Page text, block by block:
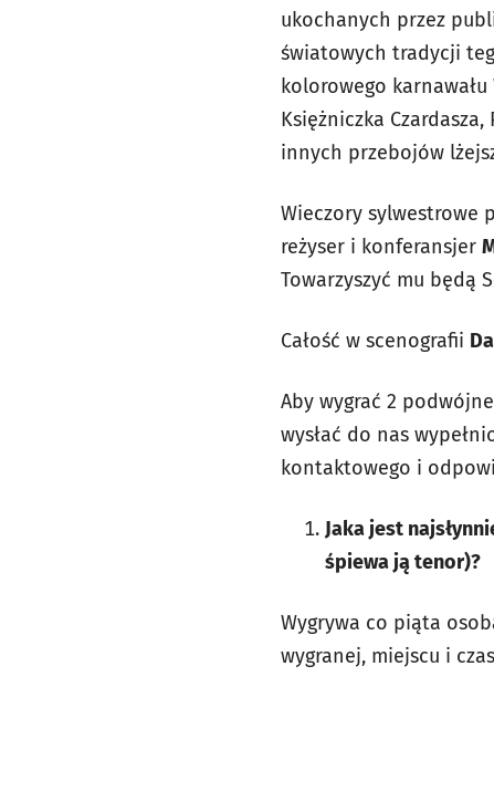
ukochanych przez
światowych tradycji
kolorowego
Księżniczka
innych przebojów
Wieczory sylwestrowe
reżyser i konferansjer
Towarzyszyć mu będą
Całość w scenografii
Aby wygrać 2
wysłać do nas
kontaktowego i
Jaka jest
śpiewa ją tenor)?
Wygrywa co piąta
wygranej, miejscu i